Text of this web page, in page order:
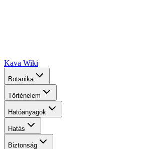
Kava Wiki
Botanika
Történelem
Hatóanyagok
Hatás
Biztonság